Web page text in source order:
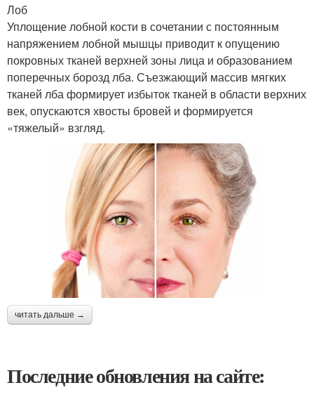
Лоб
Уплощение лобной кости в сочетании с постоянным
напряжением лобной мышцы приводит к опущению
покровных тканей верхней зоны лица и образованием
поперечных борозд лба. Съезжающий массив мягких
тканей лба формирует избыток тканей в области верхних
век, опускаются хвосты бровей и формируется
«тяжелый» взгляд.
читать дальше →
Последние обновления на сайте: